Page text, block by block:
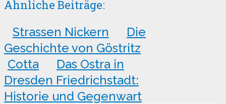
Ähnliche Beiträge:
Strassen Nickern
Die
Geschichte von Göstritz
Cotta
Das Ostra in
Dresden Friedrichstadt:
Historie und Gegenwart